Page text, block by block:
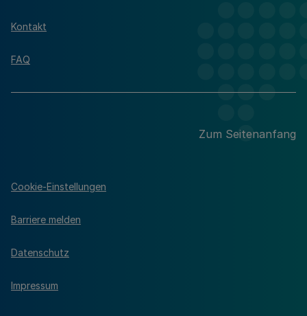
Kontakt
FAQ
Zum Seitenanfang
Cookie-Einstellungen
Barriere melden
Datenschutz
Impressum